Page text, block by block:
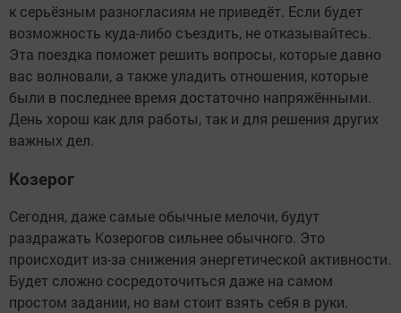
к серьёзным разногласиям не приведёт. Если будет
возможность куда-либо съездить, не отказывайтесь.
Эта поездка поможет решить вопросы, которые давно
вас волновали, а также уладить отношения, которые
были в последнее время достаточно напряжёнными.
День хорош как для работы, так и для решения других
важных дел.
Козерог
Сегодня, даже самые обычные мелочи, будут
раздражать Козерогов сильнее обычного. Это
происходит из-за снижения энергетической активности.
Будет сложно сосредоточиться даже на самом
простом задании, но вам стоит взять себя в руки.